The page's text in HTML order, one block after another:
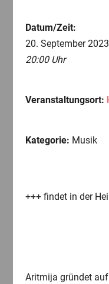
Datum/Zeit:
20. September 2023
20:00 Uhr
Veranstaltungsort:
Kategorie: Musik
+++ findet in der
Aritmija gründet